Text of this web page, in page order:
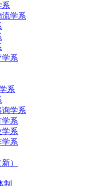
系
流学系
学系
系
询学系
学系
学系
学系
）
制